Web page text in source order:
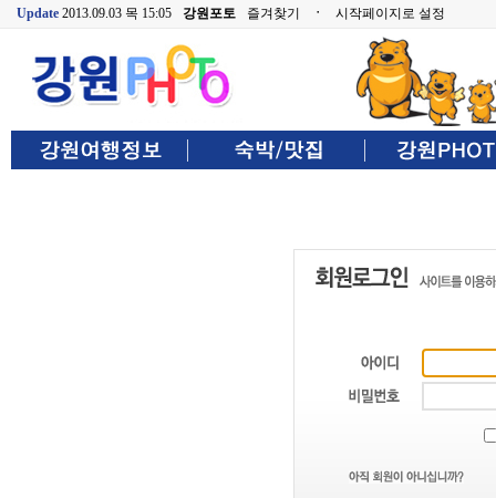
Update 2013.09.03 목 15:05 강원포토 즐겨찾기 ㆍ 시작페이지로 설정